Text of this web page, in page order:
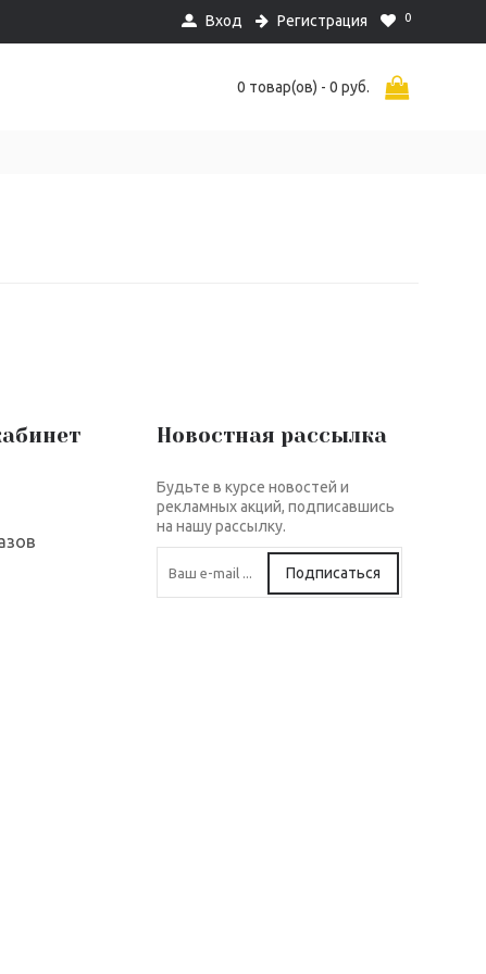
Вход Регистрация 0
0 товар(ов) - 0 руб.
Новостная рассылка
Будьте в курсе новостей и
рекламных акций, подписавшись
на нашу рассылку.
Подписаться